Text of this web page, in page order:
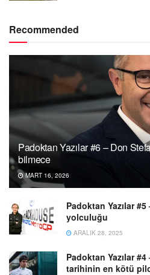
Recommended
Padoktan Yazılar #6 – Don
bilmece
MART 16, 2026
Padoktan Yazılar
yolculuğu
ARALIK 28, 2025
Padoktan Yazılar
tarihinin en kötü